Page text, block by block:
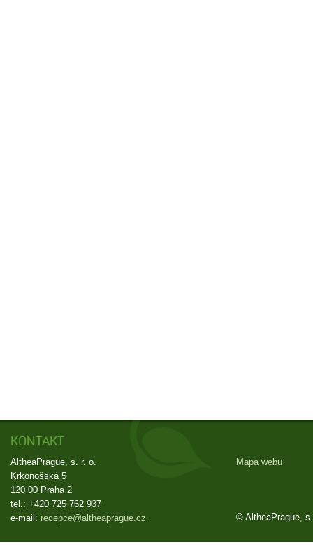
KONTAKT
AltheaPrague, s. r. o.
Krkonošská 5
120 00 Praha 2
tel.: +420 725 762 937
e-mail: zc.eugarpaehtla@ecpecer
Mapa webu
© AltheaPrague,